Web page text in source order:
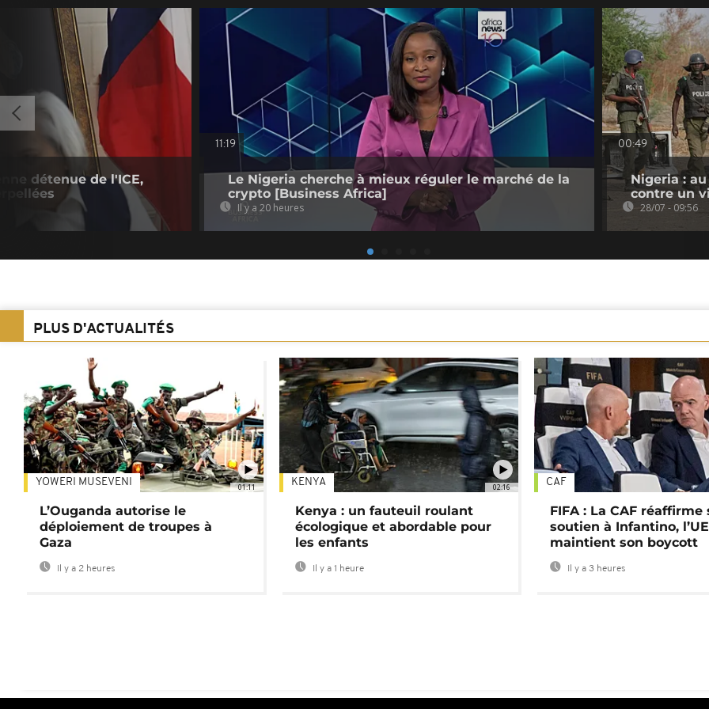
détenue de l'ICE,
11:19
Le Nigeria cherche à mieux réguler le marché de la
crypto [Business Africa]
Il y a 20 heures
00:49
Nigeria :
contre un
28/07 - 09:56
PLUS D'ACTUALITÉS
01:11
YOWERI MUSEVENI
L’Ouganda autorise le
déploiement de troupes à
Gaza
Il y a 2 heures
02:16
KENYA
Kenya : un fauteuil roulant
écologique et abordable pour
les enfants
Il y a 1 heure
CAF
FIFA : La CAF réaffirme
soutien à Infantino,
maintient son boycott
Il y a 3 heures